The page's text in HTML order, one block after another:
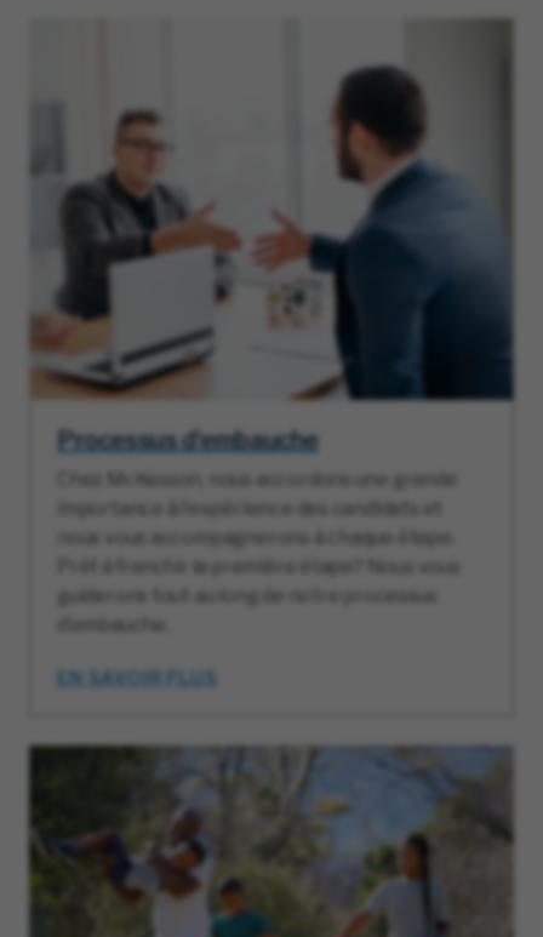
Processus d’embauche
Chez McKesson, nous accordons une grande
importance à l’expérience des candidats et
nous vous accompagnerons à chaque étape.
Prêt à franchir la première étape? Nous vous
guiderons tout au long de notre processus
d’embauche.
EN SAVOIR PLUS